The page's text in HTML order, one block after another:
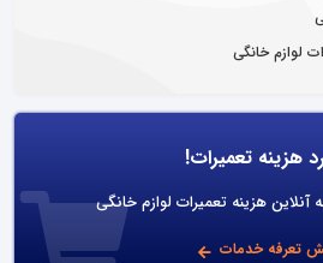
هزینه تعمیرات!
هزینه تعمیرات لوازم خانگی
تعرفه خدمات